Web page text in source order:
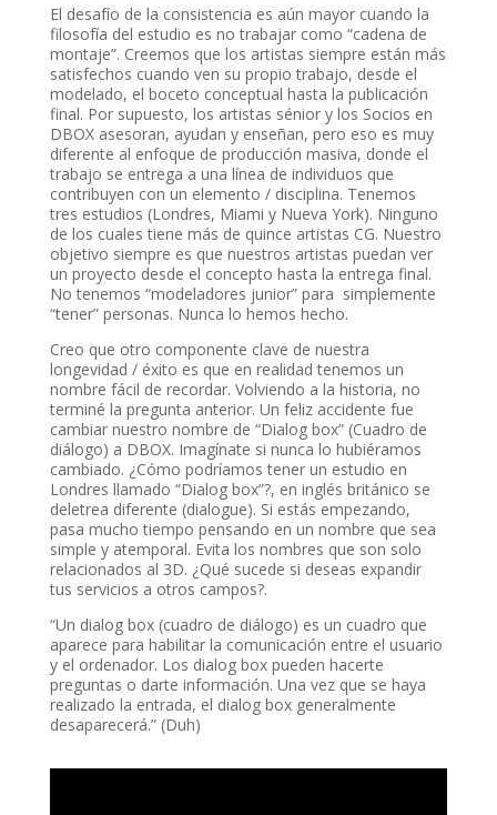
El desafío de la consistencia es aún mayor cuando la
filosofía del estudio es no trabajar como “cadena de
montaje”. Creemos que los artistas siempre están más
satisfechos cuando ven su propio trabajo, desde el
modelado, el boceto conceptual hasta la publicación
final. Por supuesto, los artistas sénior y los Socios en
DBOX asesoran, ayudan y enseñan, pero eso es muy
diferente al enfoque de producción masiva, donde el
trabajo se entrega a una línea de individuos que
contribuyen con un elemento / disciplina. Tenemos
tres estudios (Londres, Miami y Nueva York). Ninguno
de los cuales tiene más de quince artistas CG. Nuestro
objetivo siempre es que nuestros artistas puedan ver
un proyecto desde el concepto hasta la entrega final.
No tenemos “modeladores junior” para simplemente
“tener” personas. Nunca lo hemos hecho.
Creo que otro componente clave de nuestra
longevidad / éxito es que en realidad tenemos un
nombre fácil de recordar. Volviendo a la historia, no
terminé la pregunta anterior. Un feliz accidente fue
cambiar nuestro nombre de “Dialog box” (Cuadro de
diálogo) a DBOX. Imagínate si nunca lo hubiéramos
cambiado. ¿Cómo podríamos tener un estudio en
Londres llamado “Dialog box”?, en inglés británico se
deletrea diferente (dialogue). Si estás empezando,
pasa mucho tiempo pensando en un nombre que sea
simple y atemporal. Evita los nombres que son solo
relacionados al 3D. ¿Qué sucede si deseas expandir
tus servicios a otros campos?.
“Un dialog box (cuadro de diálogo) es un cuadro que
aparece para habilitar la comunicación entre el usuario
y el ordenador. Los dialog box pueden hacerte
preguntas o darte información. Una vez que se haya
realizado la entrada, el dialog box generalmente
desaparecerá.” (Duh)